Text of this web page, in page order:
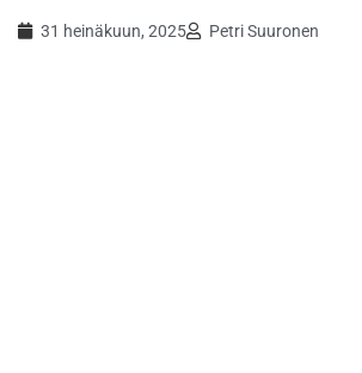
31 heinäkuun, 2025 Petri Suuronen